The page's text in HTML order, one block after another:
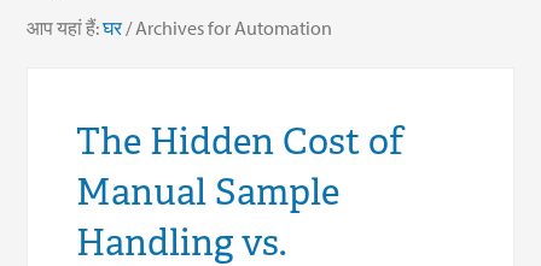
आप यहां हैं:घर/Archives for Automation
The Hidden Cost of
Manual Sample
Handling vs.